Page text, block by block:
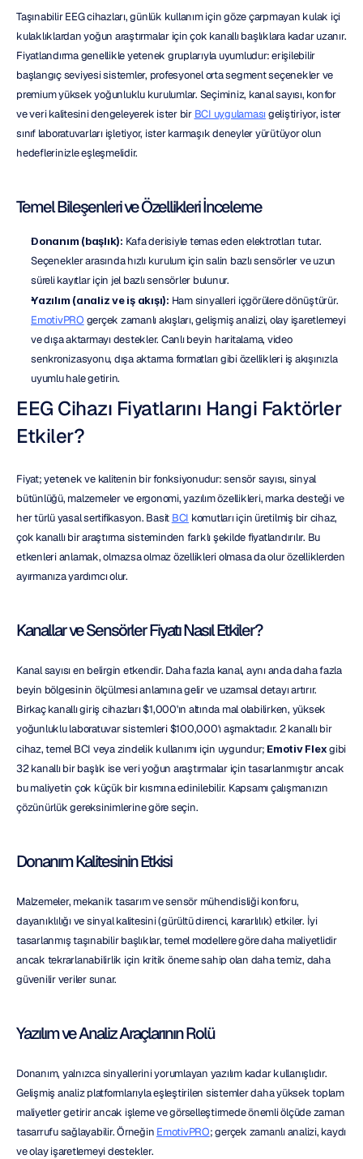
Taşınabilir EEG cihazları, günlük kullanım için göze çarpmayan kulak içi
kulaklıklardan yoğun araştırmalar için çok kanallı başlıklara kadar uzanır.
Fiyatlandırma genellikle yetenek gruplarıyla uyumludur: erişilebilir
başlangıç seviyesi sistemler, profesyonel orta segment seçenekler ve
premium yüksek yoğunluklu kurulumlar. Seçiminiz, kanal sayısı, konfor
ve veri kalitesini dengeleyerek ister bir BCI uygulaması geliştiriyor, ister
sınıf laboratuvarları işletiyor, ister karmaşık deneyler yürütüyor olun
hedeflerinizle eşleşmelidir.
Temel Bileşenleri ve Özellikleri İnceleme
Donanım (başlık): Kafa derisiyle temas eden elektrotları tutar.
Seçenekler arasında hızlı kurulum için salin bazlı sensörler ve uzun
süreli kayıtlar için jel bazlı sensörler bulunur.
Yazılım (analiz ve iş akışı):
EmotivPRO gerçek zamanlı akışları, gelişmiş analizi, olay işaretlemeyi
ve dışa aktarmayı destekler. Canlı beyin haritalama, video
senkronizasyonu, dışa aktarma formatları gibi özellikleri iş akışınızla
uyumlu hale getirin.
EEG Cihazı Fiyatlarını Hangi Faktörler
Etkiler?
Fiyat; yetenek ve kalitenin bir fonksiyonudur: sensör sayısı, sinyal
bütünlüğü, malzemeler ve ergonomi, yazılım özellikleri, marka desteği ve
her türlü yasal sertifikasyon. Basit BCI komutları için üretilmiş bir cihaz,
çok kanallı bir araştırma sisteminden farklı şekilde fiyatlandırılır. Bu
etkenleri anlamak, olmazsa olmaz özellikleri olmasa da olur özelliklerden
ayırmanıza yardımcı olur.
Kanallar ve Sensörler Fiyatı Nasıl Etkiler?
Kanal sayısı en belirgin etkendir. Daha fazla kanal, aynı anda daha fazla
beyin bölgesinin ölçülmesi anlamına gelir ve uzamsal detayı artırır.
Birkaç kanallı giriş cihazları $1,000'ın altında mal olabilirken, yüksek
yoğunluklu laboratuvar sistemleri $100,000'ı aşmaktadır. 2 kanallı bir
cihaz, temel BCI veya zindelik kullanımı için uygundur; Emotiv Flex gibi
32 kanallı bir başlık ise veri yoğun araştırmalar için tasarlanmıştır ancak
bu maliyetin çok küçük bir kısmına edinilebilir. Kapsamı çalışmanızın
çözünürlük gereksinimlerine göre seçin.
Donanım Kalitesinin Etkisi
Malzemeler, mekanik tasarım ve sensör mühendisliği konforu,
dayanıklılığı ve sinyal kalitesini (gürültü direnci, kararlılık) etkiler. İyi
tasarlanmış taşınabilir başlıklar, temel modellere göre daha maliyetlidir
ancak tekrarlanabilirlik için kritik öneme sahip olan daha temiz, daha
güvenilir veriler sunar.
Yazılım ve Analiz Araçlarının Rolü
Donanım, yalnızca sinyallerini yorumlayan yazılım kadar kullanışlıdır.
Gelişmiş analiz platformlarıyla eşleştirilen sistemler daha yüksek toplam
maliyetler getirir ancak işleme ve görselleştirmede önemli ölçüde zaman
tasarrufu sağlayabilir. Örneğin EmotivPRO; gerçek zamanlı analizi, kaydı
ve olay işaretlemeyi destekler.